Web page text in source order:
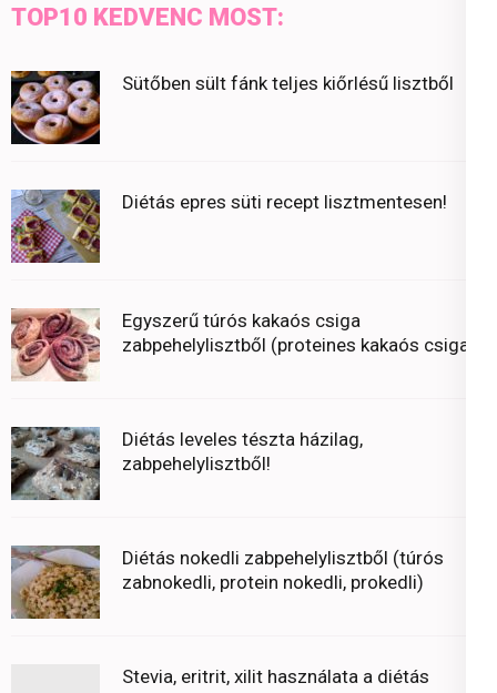
TOP10 KEDVENC MOST:
Sütőben sült fánk teljes kiőrlésű lisztből
Diétás epres süti recept lisztmentesen!
Egyszerű túrós kakaós csiga
zabpehelylisztből (proteines kakaós csiga)
Diétás leveles tészta házilag,
zabpehelylisztből!
Diétás nokedli zabpehelylisztből (túrós
zabnokedli, protein nokedli, prokedli)
Stevia, eritrit, xilit használata a diétás